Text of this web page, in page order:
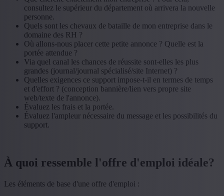
consultez le supérieur du département où arrivera la nouvelle
personne.
Quels sont les chevaux de bataille de mon entreprise dans le
domaine des RH ?
Où allons-nous placer cette petite annonce ? Quelle est la
portée attendue ?
Via quel canal les chances de réussite sont-elles les plus
grandes (journal/journal spécialisé/site Internet) ?
Quelles exigences ce support impose-t-il en termes de temps
et d'effort ? (conception bannière/lien vers propre site
web/texte de l'annonce).
Évaluez les frais et la portée.
Évaluez l'ampleur nécessaire du message et les possibilités du
support.
À quoi ressemble l'offre d'emploi idéale?
Les éléments de base d'une offre d'emploi :